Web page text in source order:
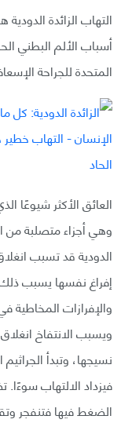
التهاب الزائدة
المتحدة للجراحة
العائق الأكثر شيوعًا
وهي أجزاء متصلبة من
الدودية قد تسبب
إفراغ نفسها يسبب
والإفرازات المخاطية
ويسبب الانتفاخ
نسيجها، وتبدأ
فيزداد الالتهاب سوءًا.
الضغط فيها فتنفجر